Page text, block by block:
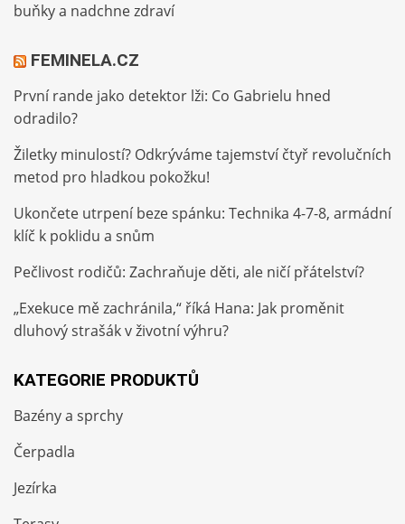
buňky a nadchne zdraví
FEMINELA.CZ
První rande jako detektor lži: Co Gabrielu hned
odradilo?
Žiletky minulostí? Odkrýváme tajemství čtyř revolučních
metod pro hladkou pokožku!
Ukončete utrpení beze spánku: Technika 4-7-8, armádní
klíč k poklidu a snům
Pečlivost rodičů: Zachraňuje děti, ale ničí přátelství?
„Exekuce mě zachránila,“ říká Hana: Jak proměnit
dluhový strašák v životní výhru?
KATEGORIE PRODUKTŮ
Bazény a sprchy
Čerpadla
Jezírka